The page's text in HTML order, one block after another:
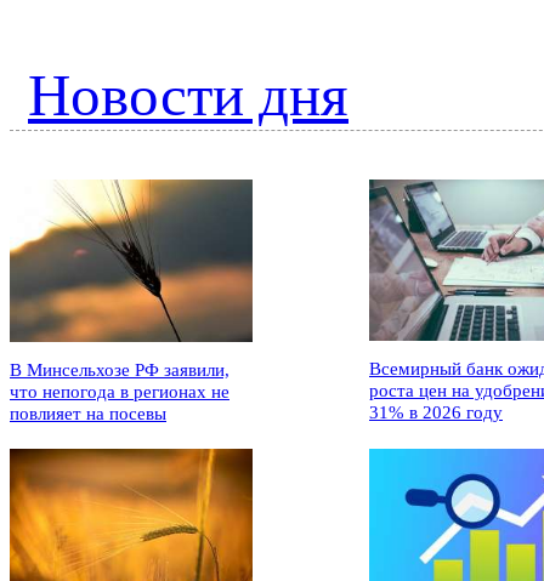
Новости дня
В Минсельхозе РФ заявили,
что непогода в регионах не
повлияет на посевы
Всемирный банк
роста цен на
31% в 2026 году